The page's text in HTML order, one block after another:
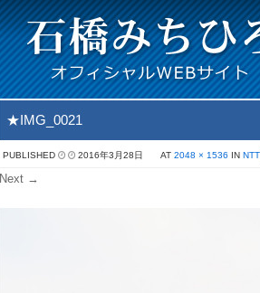
★IMG_0021
PUBLISHED 2016年3月28日 AT 2048 × 1536 IN
Next →